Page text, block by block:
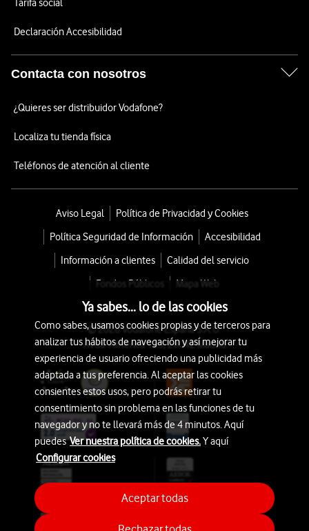
Tarifa social
Declaración Accesibilidad
Contacta con nosotros
¿Quieres ser distribuidor Vodafone?
Localiza tu tienda física
Teléfonos de atención al cliente
Aviso Legal
Política de Privacidad y Cookies
Política Seguridad de Información
Accesibilidad
Información a clientes
Calidad del servicio
Fondos Públicos
Mapa Web
© 2026 Vodafone España S.A.U.
Avda. América 115, 28042 Madrid
Ya sabes... lo de las cookies
Como sabes, usamos cookies propias y de terceros para
analizar tus hábitos de navegación y así mejorar tu
experiencia de usuario ofreciendo una publicidad más
adaptada a tus preferencia. Al aceptar las cookies
consientes estos usos, pero podrás retirar tu
consentimiento sin problema en las funciones de tu
navegador y no te llevará más de 4 minutos. Aquí
puedesVer nuestra política de cookies.Y aquí
Configurar cookies
Aceptar todas